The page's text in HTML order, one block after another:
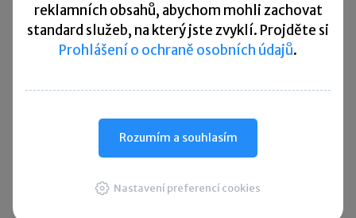
Pro přidání komentáře se přihlaste .
ČSSZ vydala nového průvodce pro OSVČ
reklamních obsahů, abychom mohli zachovat
standard služeb, na který jste zvyklí. Projděte si
Prohlášení o ochraně osobních údajů.
Rozumím a souhlasím
Nastavení preferencí cookies